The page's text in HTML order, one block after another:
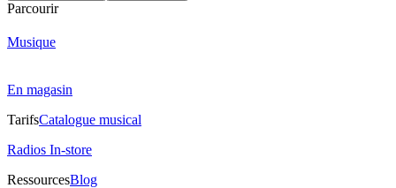
Parcourir
Musique
En magasin
TarifsCatalogue musical
Radios In-store
RessourcesBlog